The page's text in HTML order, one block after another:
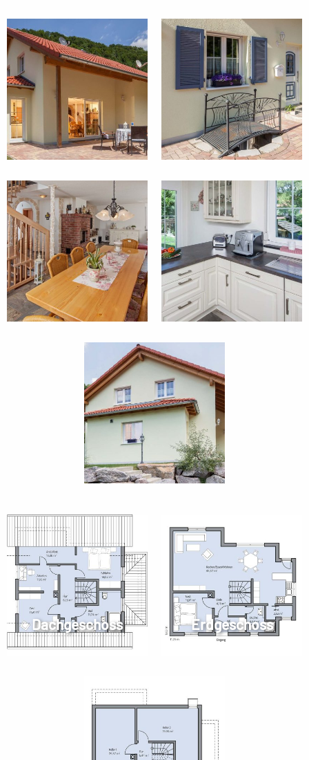
Dachgeschoss Erdgeschoss